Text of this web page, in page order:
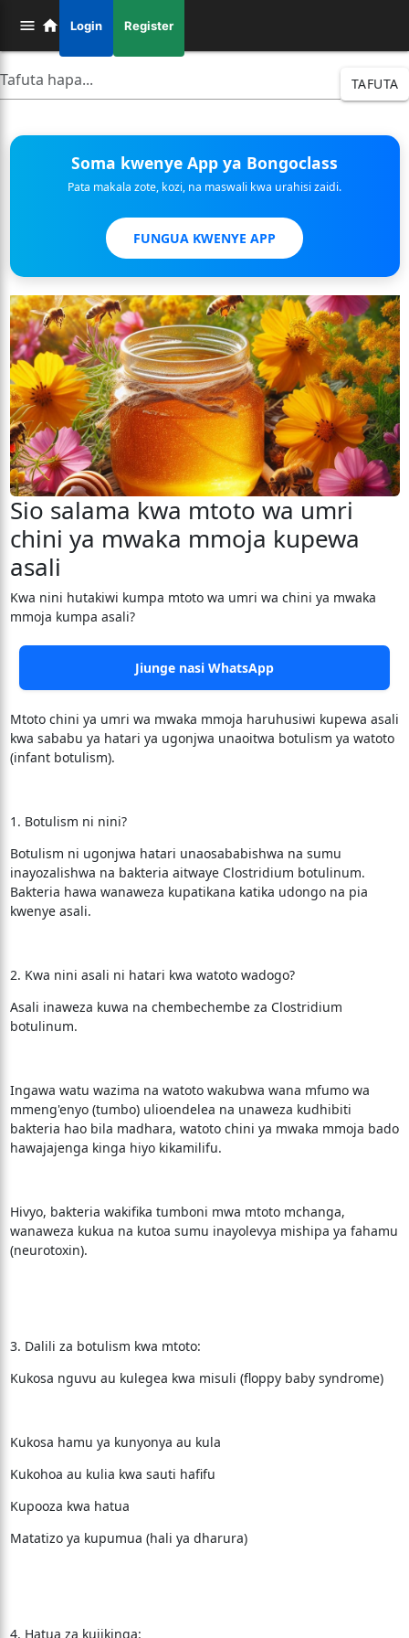
Login Register
TAFUTA
Soma kwenye App ya Bongoclass
Pata makala zote, kozi, na maswali kwa urahisi zaidi.
FUNGUA KWENYE APP
Sio salama kwa mtoto wa umri
chini ya mwaka mmoja kupewa
asali
Kwa nini hutakiwi kumpa mtoto wa umri wa chini ya mwaka
mmoja kumpa asali?
Jiunge nasi WhatsApp
Mtoto chini ya umri wa mwaka mmoja haruhusiwi kupewa asali
kwa sababu ya hatari ya ugonjwa unaoitwa botulism ya watoto
(infant botulism).
1. Botulism ni nini?
Botulism ni ugonjwa hatari unaosababishwa na sumu
inayozalishwa na bakteria aitwaye Clostridium botulinum.
Bakteria hawa wanaweza kupatikana katika udongo na pia
kwenye asali.
2. Kwa nini asali ni hatari kwa watoto wadogo?
Asali inaweza kuwa na chembechembe za Clostridium
botulinum.
Ingawa watu wazima na watoto wakubwa wana mfumo wa
mmeng'enyo (tumbo) ulioendelea na unaweza kudhibiti
bakteria hao bila madhara, watoto chini ya mwaka mmoja bado
hawajajenga kinga hiyo kikamilifu.
Hivyo, bakteria wakifika tumboni mwa mtoto mchanga,
wanaweza kukua na kutoa sumu inayolevya mishipa ya fahamu
(neurotoxin).
3. Dalili za botulism kwa mtoto:
Kukosa nguvu au kulegea kwa misuli (floppy baby syndrome)
Kukosa hamu ya kunyonya au kula
Kukohoa au kulia kwa sauti hafifu
Kupooza kwa hatua
Matatizo ya kupumua (hali ya dharura)
4. Hatua za kujikinga: